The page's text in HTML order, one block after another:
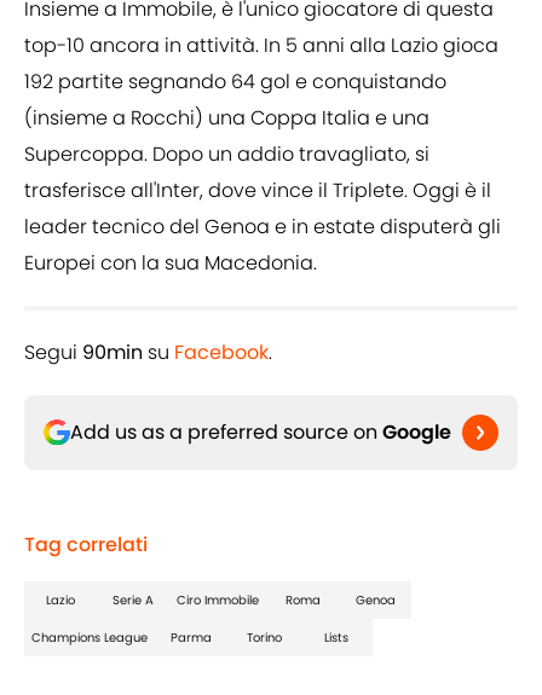
Insieme a Immobile, è l'unico giocatore di questa
top-10 ancora in attività. In 5 anni alla Lazio gioca
192 partite segnando 64 gol e conquistando
(insieme a Rocchi) una Coppa Italia e una
Supercoppa. Dopo un addio travagliato, si
trasferisce all'Inter, dove vince il Triplete. Oggi è il
leader tecnico del Genoa e in estate disputerà gli
Europei con la sua Macedonia.
Segui 90min su Facebook.
Add us as a preferred source on Google
Tag correlati
Lazio Serie A Ciro Immobile Roma Genoa
Champions League Parma Torino Lists